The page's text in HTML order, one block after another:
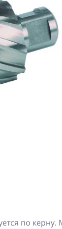
по керну.